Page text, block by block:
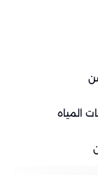
المياه